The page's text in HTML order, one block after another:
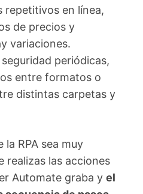
repetitivos en línea,
de precios y
variaciones.
periódicas,
entre formatos o
distintas carpetas y
la RPA sea muy
realizas las acciones
Automate graba y el